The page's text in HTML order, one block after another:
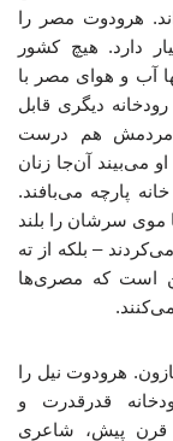
هرودوت مصر را
دارد. هیچ کشور
آب و هوای مصر با
دیگری قابل
مردمش هم درست
می‌بیند آن‌جا زنان
پارچه می‌بافند.
موی سرشان را بلند
– بلکه از ته
است که مصری‌ها
هرودوت نیل را
قدرقدرت و
زندگی‌بخش خود کم نمی‌گذاشتند. حدود ۴۵ قرن پیش، شاعری